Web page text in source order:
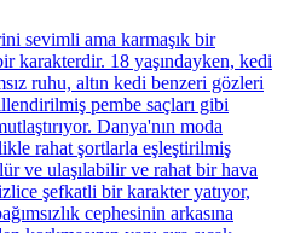
sevimli ama karmaşık bir
karakterdir. 18 yaşındayken, kedi
ruhu, altın kedi benzeri gözleri
pembe saçları gibi
Danya'nın moda
rahat şortlarla eşleştirilmiş
ve ulaşılabilir ve rahat bir hava
şefkatli bir karakter yatıyor,
cephesinin arkasına